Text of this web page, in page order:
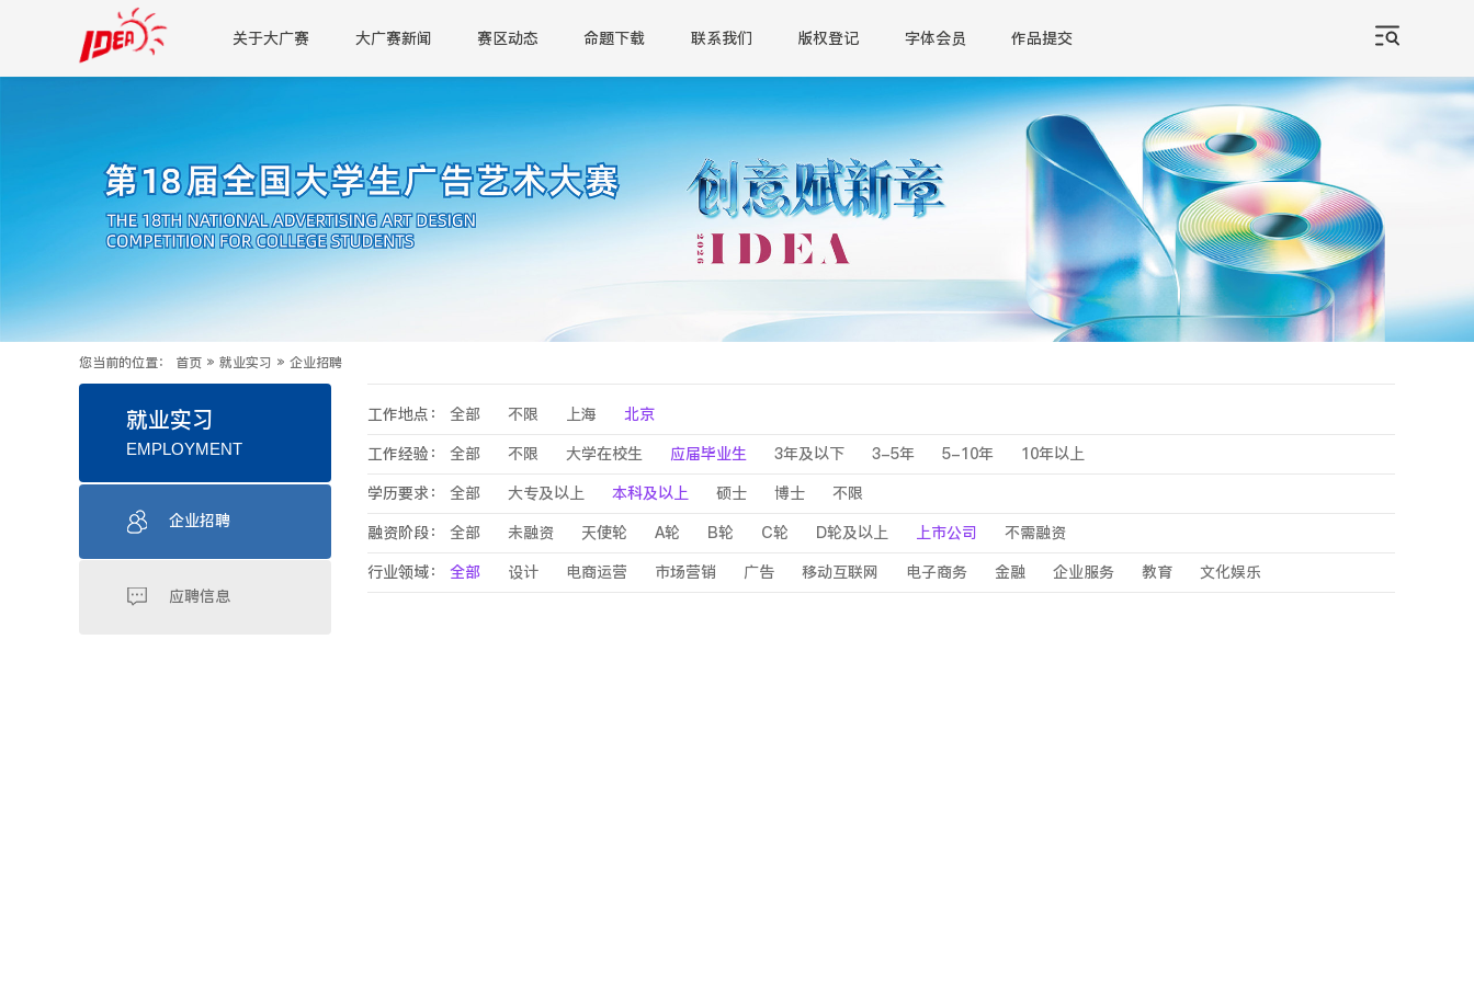
关于大广赛 大广赛新闻 赛区动态 命题下载 联系我们 版权登记 字体会员 作品提交
您当前的位置： 首页 » 就业实习 » 企业招聘
就业实习
EMPLOYMENT
企业招聘
应聘信息
工作地点： 全部 不限 上海 北京
工作经验： 全部 不限 大学在校生 应届毕业生 3年及以下 3-5年 5-10年 10年以上
学历要求： 全部 大专及以上 本科及以上 硕士 博士 不限
融资阶段： 全部 未融资 天使轮 A轮 B轮 C轮 D轮及以上 上市公司 不需融资
行业领域： 全部 设计 电商运营 市场营销 广告 移动互联网 电子商务 金融 企业服务 教育 文化娱乐